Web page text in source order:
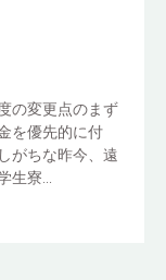
の変更点のまず
を優先的に付
がちな昨今、遠
生寮...